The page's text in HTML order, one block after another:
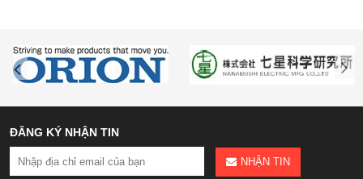
ĐĂNG KÝ NHẬN TIN
NHẬN TIN